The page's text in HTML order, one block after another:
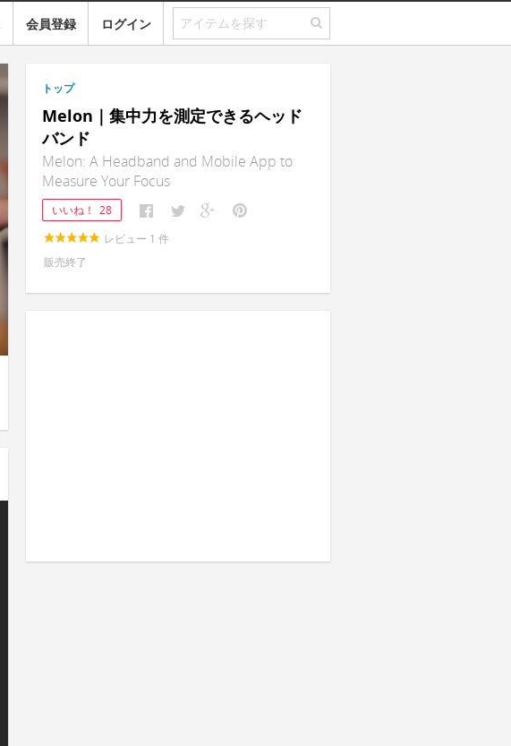
会員登録 ログイン
トップ
Melon｜集中力を測定できるヘッド
バンド
Melon: A Headband and Mobile App to
Measure Your Focus
いいね！ 28
レビュー 1 件
販売終了